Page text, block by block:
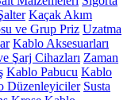
Kaçak Akım
ve Grup Priz Uzatma
Kablo Aksesuarları
Şarj Cihazları Zaman
Kablo Pabucu Kablo
Düzenleyiciler Susta